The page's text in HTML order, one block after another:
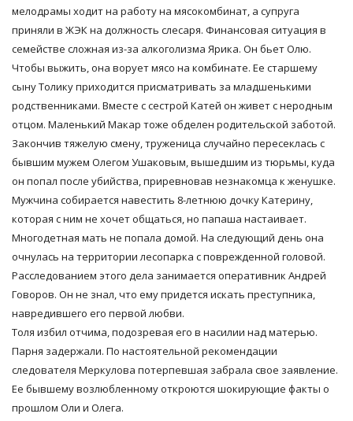
мелодрамы ходит на работу на мясокомбинат, а супруга
приняли в ЖЭК на должность слесаря. Финансовая ситуация в
семействе сложная из-за алкоголизма Ярика. Он бьет Олю.
Чтобы выжить, она ворует мясо на комбинате. Ее старшему
сыну Толику приходится присматривать за младшенькими
родственниками. Вместе с сестрой Катей он живет с неродным
отцом. Маленький Макар тоже обделен родительской заботой.
Закончив тяжелую смену, труженица случайно пересеклась с
бывшим мужем Олегом Ушаковым, вышедшим из тюрьмы, куда
он попал после убийства, приревновав незнакомца к женушке.
Мужчина собирается навестить 8-летнюю дочку Катерину,
которая с ним не хочет общаться, но папаша настаивает.
Многодетная мать не попала домой. На следующий день она
очнулась на территории лесопарка с поврежденной головой.
Расследованием этого дела занимается оперативник Андрей
Говоров. Он не знал, что ему придется искать преступника,
навредившего его первой любви.
Толя избил отчима, подозревая его в насилии над матерью.
Парня задержали. По настоятельной рекомендации
следователя Меркулова потерпевшая забрала свое заявление.
Ее бывшему возлюбленному откроются шокирующие факты о
прошлом Оли и Олега.